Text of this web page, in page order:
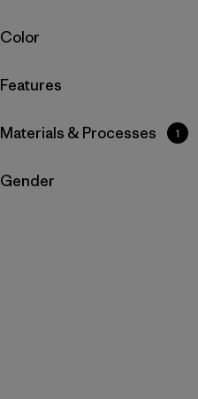
Filtrar por
Color
Filtrar por
Features
Filtrar por
Materials & Processes 1
Filtrar por
Gender